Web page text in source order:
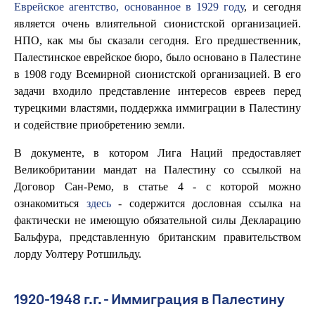
Еврейское агентство, основанное в 1929 году, и сегодня
является очень влиятельной сионистской организацией.
НПО, как мы бы сказали сегодня. Его предшественник,
Палестинское еврейское бюро, было основано в Палестине
в 1908 году Всемирной сионистской организацией. В его
задачи входило представление интересов евреев перед
турецкими властями, поддержка иммиграции в Палестину
и содействие приобретению земли.
В документе, в котором Лига Наций предоставляет
Великобритании мандат на Палестину со ссылкой на
Договор Сан-Ремо, в статье 4 - с которой можно
ознакомиться здесь- содержится дословная ссылка на
фактически не имеющую обязательной силы Декларацию
Бальфура, представленную британским правительством
лорду Уолтеру Ротшильду.
1920-1948 г.г. - Иммиграция в Палестину